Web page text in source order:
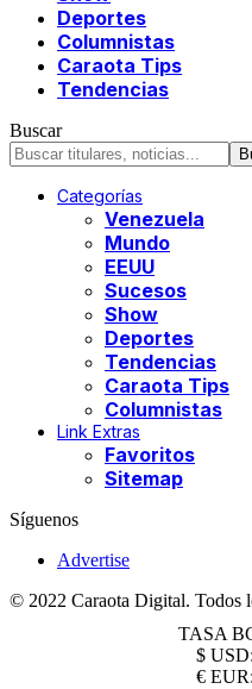
Deportes
Columnistas
Caraota Tips
Tendencias
Buscar
Categorías
Venezuela
Mundo
EEUU
Sucesos
Show
Deportes
Tendencias
Caraota Tips
Columnistas
Link Extras
Favoritos
Sitemap
Síguenos
Advertise
© 2022 Caraota Digital. Todos
TASA
$ USD:
€ EUR: